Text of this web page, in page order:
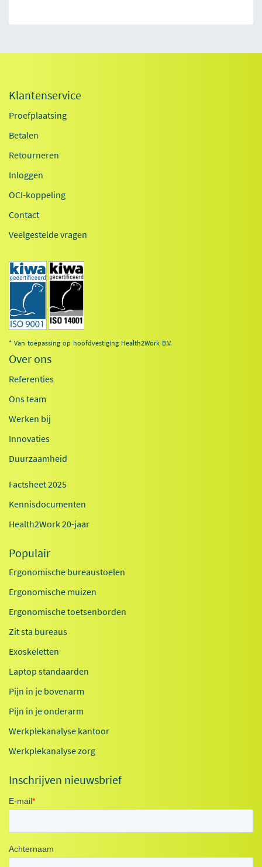
Klantenservice
Proefplaatsing
Betalen
Retourneren
Inloggen
OCI-koppeling
Contact
Veelgestelde vragen
* Van toepassing op hoofdvestiging Health2Work B.V.
Over ons
Referenties
Ons team
Werken bij
Innovaties
Duurzaamheid
Factsheet 2025
Kennisdocumenten
Health2Work 20-jaar
Populair
Ergonomische bureaustoelen
Ergonomische muizen
Ergonomische toetsenborden
Zit sta bureaus
Exoskeletten
Laptop standaarden
Pijn in je bovenarm
Pijn in je onderarm
Werkplekanalyse kantoor
Werkplekanalyse zorg
Inschrijven nieuwsbrief